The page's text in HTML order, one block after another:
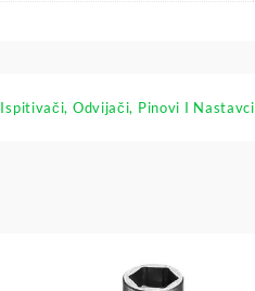
Ispitivači, Odvijači, Pinovi I Nastavci